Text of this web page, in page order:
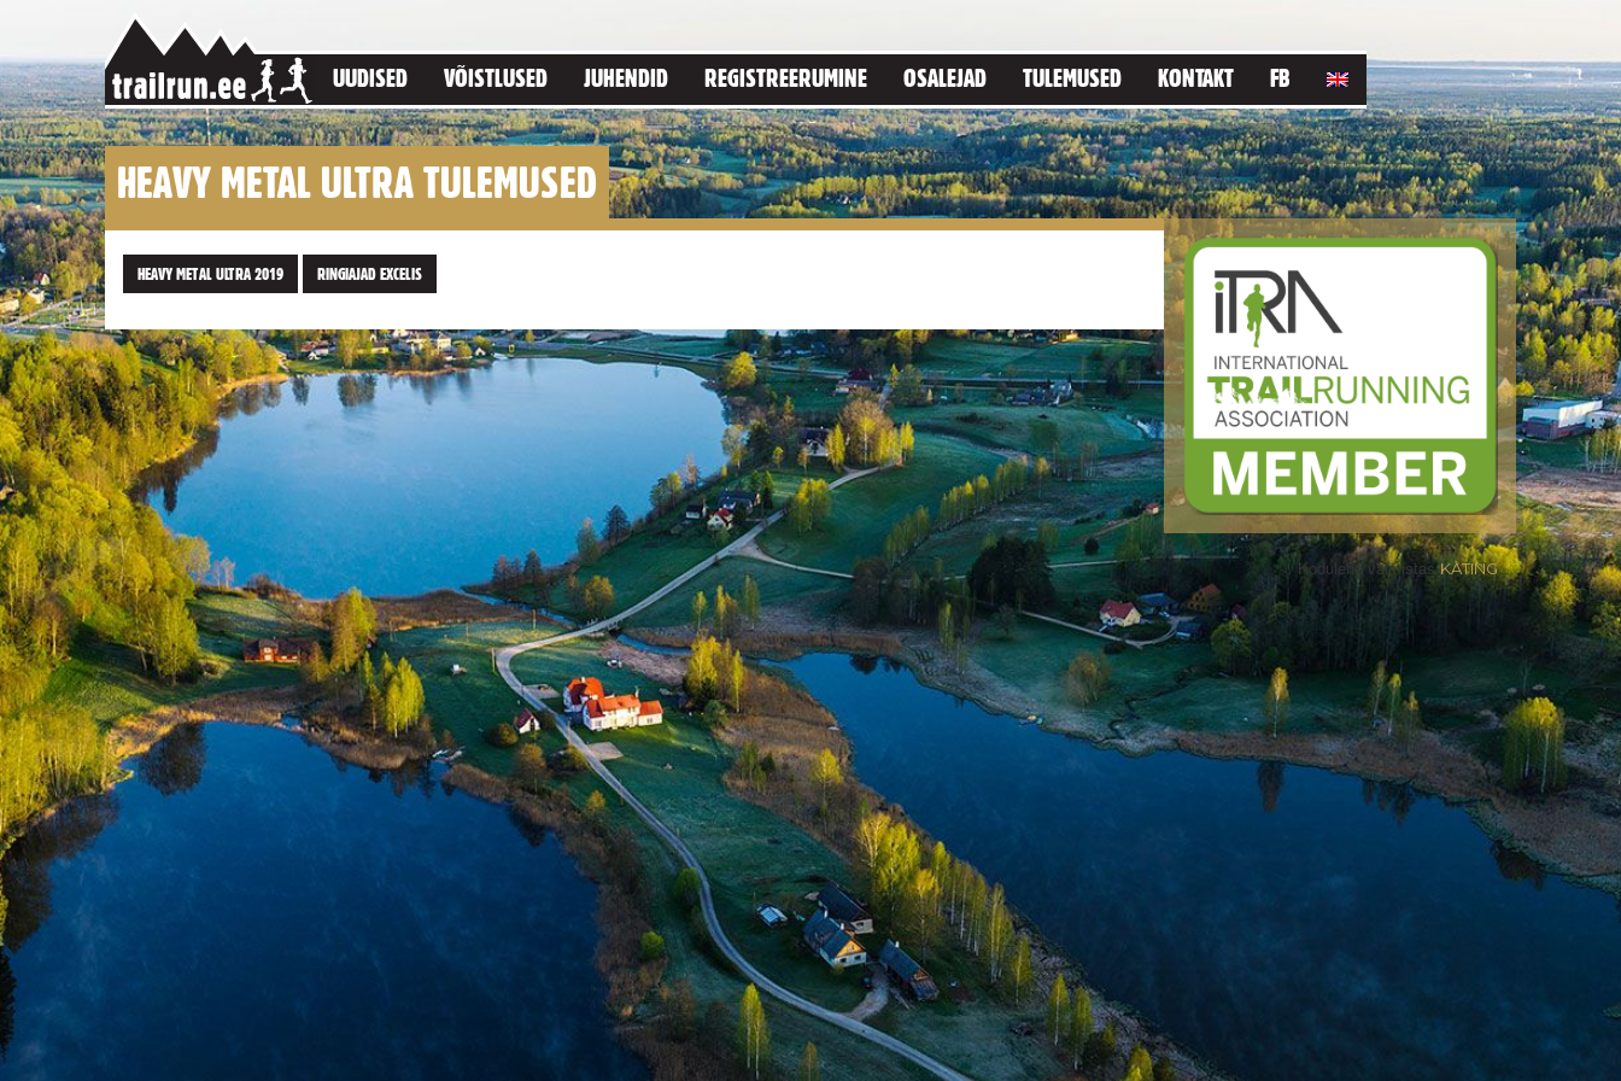
UUDISED VÕISTLUSED JUHENDID REGISTREERUMINE OSALEJAD TULEMUSED KONTAKT FB
HEAVY METAL ULTRA TULEMUSED
HEAVY METAL ULTRA 2019 RINGIAJAD EXCELIS
Kodulehe valmistasKATING